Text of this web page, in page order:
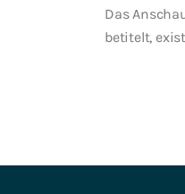
Das
betitelt,